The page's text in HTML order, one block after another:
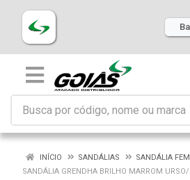
INÍCIO SANDÁLIAS
SANDÁLIA
SANDÁLIA GRENDHA BRILHO MARROM URSO/